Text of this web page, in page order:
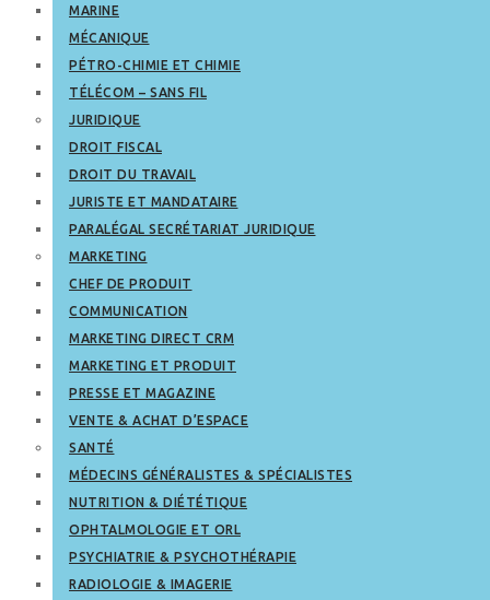
MARINE
MÉCANIQUE
PÉTRO-CHIMIE ET CHIMIE
TÉLÉCOM – SANS FIL
JURIDIQUE
DROIT FISCAL
DROIT DU TRAVAIL
JURISTE ET MANDATAIRE
PARALÉGAL SECRÉTARIAT JURIDIQUE
MARKETING
CHEF DE PRODUIT
COMMUNICATION
MARKETING DIRECT CRM
MARKETING ET PRODUIT
PRESSE ET MAGAZINE
VENTE & ACHAT D’ESPACE
SANTÉ
MÉDECINS GÉNÉRALISTES & SPÉCIALISTES
NUTRITION & DIÉTÉTIQUE
OPHTALMOLOGIE ET ORL
PSYCHIATRIE & PSYCHOTHÉRAPIE
RADIOLOGIE & IMAGERIE